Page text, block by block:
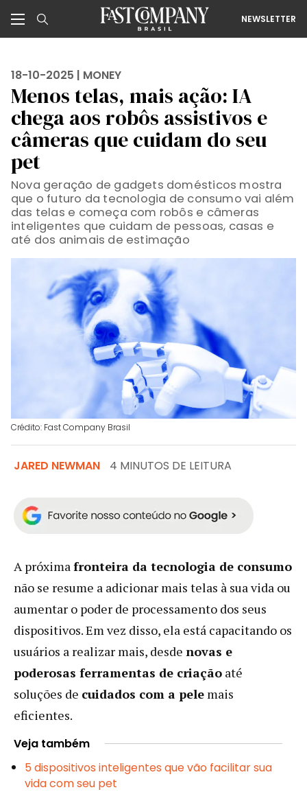
NEWSLETTER
18-10-2025 | MONEY
Menos telas, mais ação: IA
chega aos robôs assistivos e
câmeras que cuidam do seu
pet
Nova geração de gadgets domésticos mostra
que o futuro da tecnologia de consumo vai além
das telas e começa com robôs e câmeras
inteligentes que cuidam de pessoas, casas e
até dos animais de estimação
Crédito: Fast Company Brasil
JARED NEWMAN 4 MINUTOS DE LEITURA
A próximafronteira da tecnologia de consumo
não se resume a adicionar mais telas à sua vida ou
aumentar o poder de processamento dos seus
dispositivos. Em vez disso, ela está capacitando os
usuários a realizar mais, desde novas e
poderosas ferramentas de criação até
soluções de cuidados com a pele mais
eficientes.
Veja também
5 dispositivos inteligentes que vão facilitar sua
vida com seu pet